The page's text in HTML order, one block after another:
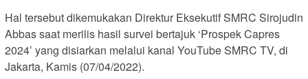
Hal tersebut dikemukakan Direktur Eksekutif SMRC Sirojudin
Abbas saat merilis hasil survei bertajuk ‘Prospek Capres
2024’ yang disiarkan melalui kanal YouTube SMRC TV, di
Jakarta, Kamis (07/04/2022).